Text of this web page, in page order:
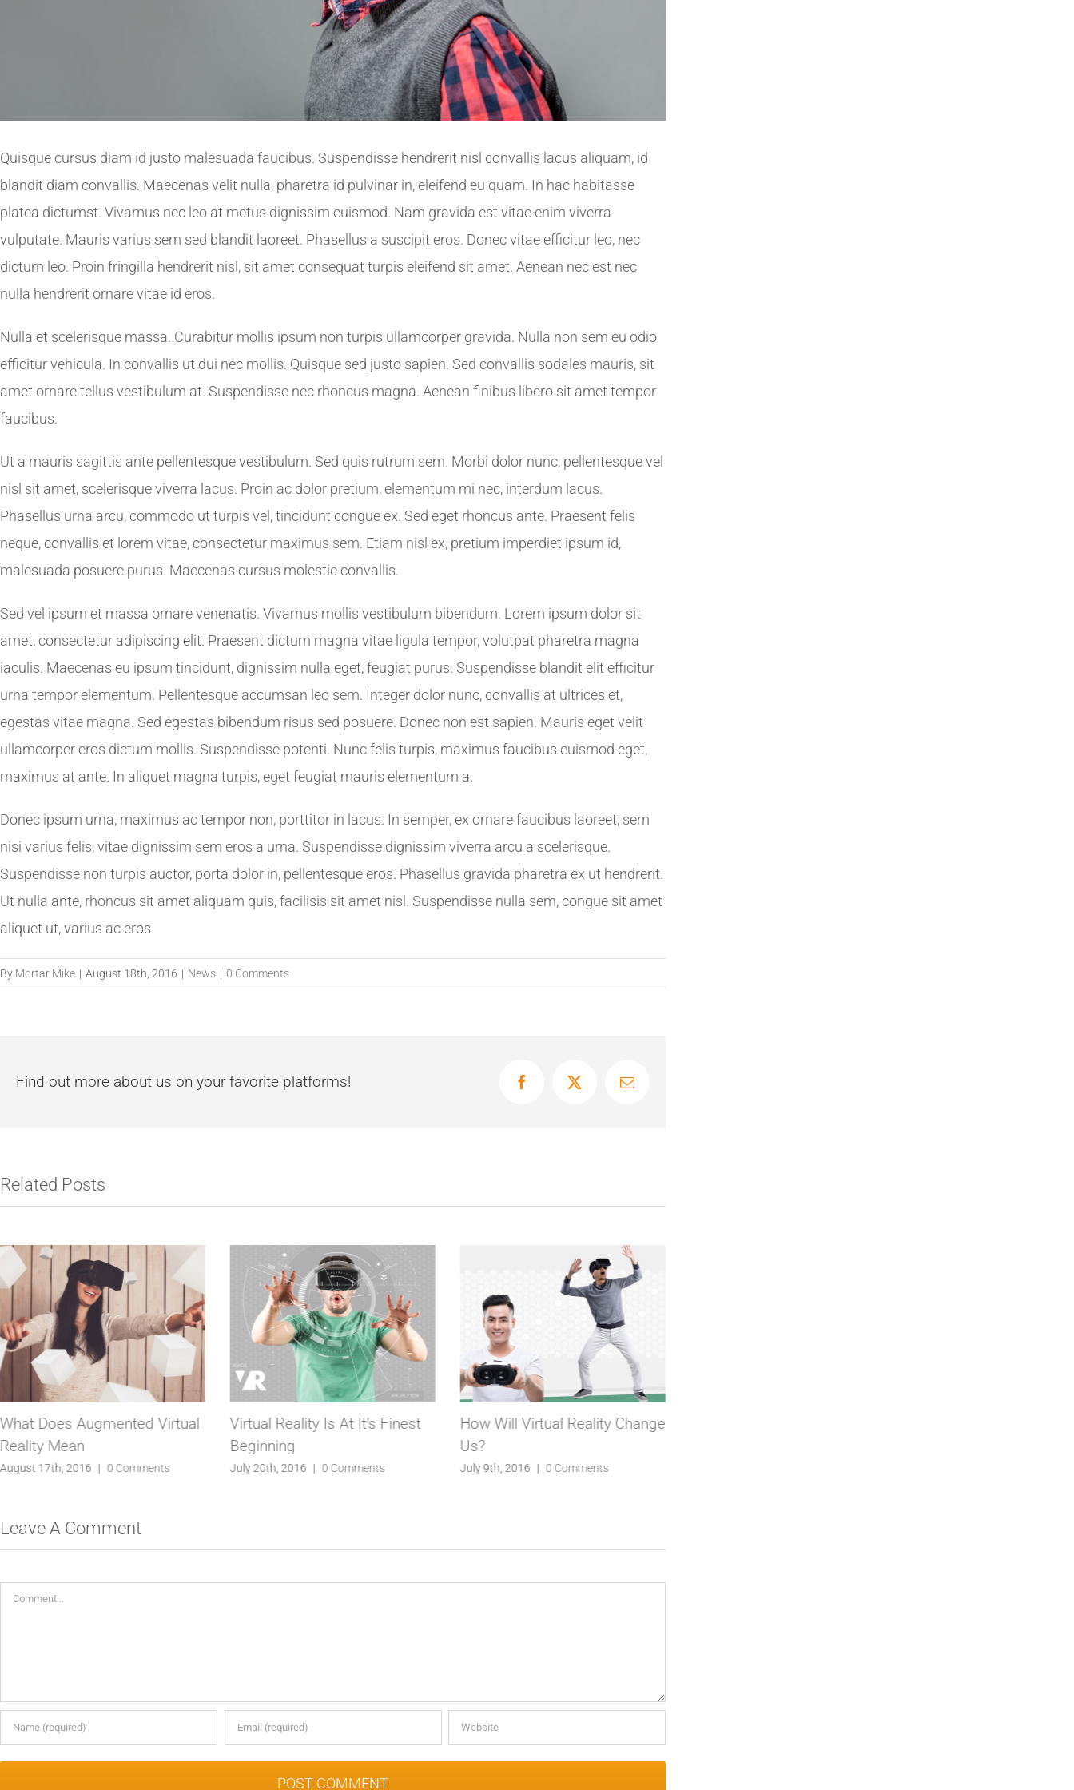
Quisque cursus diam id justo malesuada faucibus. Suspendisse hendrerit nisl convallis lacus aliquam, id
blandit diam convallis. Maecenas velit nulla, pharetra id pulvinar in, eleifend eu quam. In hac habitasse
platea dictumst. Vivamus nec leo at metus dignissim euismod. Nam gravida est vitae enim viverra
vulputate. Mauris varius sem sed blandit laoreet. Phasellus a suscipit eros. Donec vitae efficitur leo, nec
dictum leo. Proin fringilla hendrerit nisl, sit amet consequat turpis eleifend sit amet. Aenean nec est nec
nulla hendrerit ornare vitae id eros.
Nulla et scelerisque massa. Curabitur mollis ipsum non turpis ullamcorper gravida. Nulla non sem eu odio
efficitur vehicula. In convallis ut dui nec mollis. Quisque sed justo sapien. Sed convallis sodales mauris, sit
amet ornare tellus vestibulum at. Suspendisse nec rhoncus magna. Aenean finibus libero sit amet tempor
faucibus.
Ut a mauris sagittis ante pellentesque vestibulum. Sed quis rutrum sem. Morbi dolor nunc, pellentesque vel
nisl sit amet, scelerisque viverra lacus. Proin ac dolor pretium, elementum mi nec, interdum lacus.
Phasellus urna arcu, commodo ut turpis vel, tincidunt congue ex. Sed eget rhoncus ante. Praesent felis
neque, convallis et lorem vitae, consectetur maximus sem. Etiam nisl ex, pretium imperdiet ipsum id,
malesuada posuere purus. Maecenas cursus molestie convallis.
Sed vel ipsum et massa ornare venenatis. Vivamus mollis vestibulum bibendum. Lorem ipsum dolor sit
amet, consectetur adipiscing elit. Praesent dictum magna vitae ligula tempor, volutpat pharetra magna
iaculis. Maecenas eu ipsum tincidunt, dignissim nulla eget, feugiat purus. Suspendisse blandit elit efficitur
urna tempor elementum. Pellentesque accumsan leo sem. Integer dolor nunc, convallis at ultrices et,
egestas vitae magna. Sed egestas bibendum risus sed posuere. Donec non est sapien. Mauris eget velit
ullamcorper eros dictum mollis. Suspendisse potenti. Nunc felis turpis, maximus faucibus euismod eget,
maximus at ante. In aliquet magna turpis, eget feugiat mauris elementum a.
Donec ipsum urna, maximus ac tempor non, porttitor in lacus. In semper, ex ornare faucibus laoreet, sem
nisi varius felis, vitae dignissim sem eros a urna. Suspendisse dignissim viverra arcu a scelerisque.
Suspendisse non turpis auctor, porta dolor in, pellentesque eros. Phasellus gravida pharetra ex ut hendrerit.
Ut nulla ante, rhoncus sit amet aliquam quis, facilisis sit amet nisl. Suspendisse nulla sem, congue sit amet
aliquet ut, varius ac eros.
By Mortar Mike | August 18th, 2016 | News | 0 Comments
Find out more about us on your favorite platforms! FacebookX Email
Related Posts
What Does Augmented Virtual
Reality Mean
August 17th, 2016 | 0 Comments
Virtual Reality Is At It’s Finest
Beginning
July 20th, 2016 | 0 Comments
How Will Virtual Reality Change
Us?
July 9th, 2016 | 0 Comments
Leave A Comment
Comment